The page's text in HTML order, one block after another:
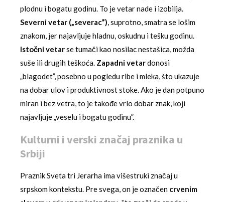
plodnu i bogatu godinu. To je vetar nade i izobilja.
Severni vetar („severac”), suprotno, smatra se lošim
znakom, jer najavljuje hladnu, oskudnu i tešku godinu.
Istočni vetarse tumači kao nosilac nestašica, možda
suše ili drugih teškoća. Zapadni vetardonosi
„blagodet”, posebno u pogledu ribe i mleka, što ukazuje
na dobar ulov i produktivnost stoke. Ako je dan potpuno
miran i bez vetra, to je takođe vrlo dobar znak, koji
najavljuje „veselu i bogatu godinu”.
Kulturni i verski značaj praznika u
Srbiji
Praznik Sveta tri Jerarha ima višestruki značaj u
srpskom kontekstu. Pre svega, on je označen crvenim